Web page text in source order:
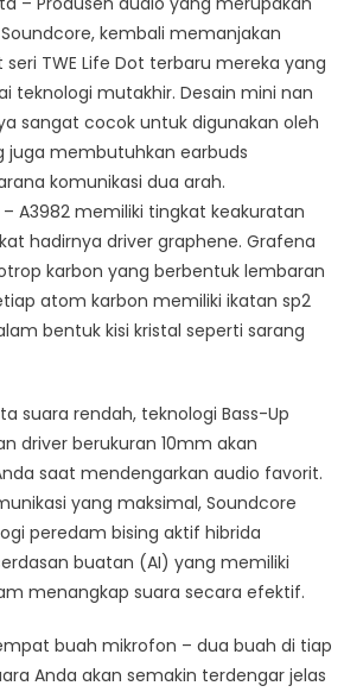
Luncurkan
Teknologi
Terbaru
TWE
Seri
Life
Dot
3i
A3982
kembali memanjakan
TWE Life Dot terbaru mereka yang
teknologi mutakhir. Desain mini nan
sangat cocok untuk digunakan oleh
juga membutuhkan earbuds
komunikasi dua arah.
A3982 memiliki tingkat keakuratan
hadirnya driver graphene. Grafena
karbon yang berbentuk lembaran
atom karbon memiliki ikatan sp2
bentuk kisi kristal seperti sarang
suara rendah, teknologi Bass-Up
driver berukuran 10mm akan
saat mendengarkan audio favorit.
yang maksimal, Soundcore
peredam bising aktif hibrida
buatan (AI) yang memiliki
menangkap suara secara efektif.
buah mikrofon – dua buah di tiap
Anda akan semakin terdengar jelas